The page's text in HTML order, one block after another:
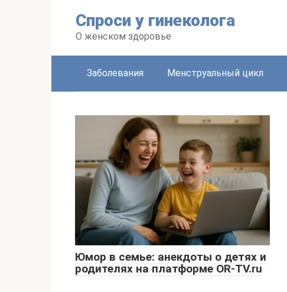
Спроси у гинеколога
О женском здоровье
Заболевания Менструальный цикл
Юмор в семье: анекдоты о детях и
родителях на платформе OR-TV.ru